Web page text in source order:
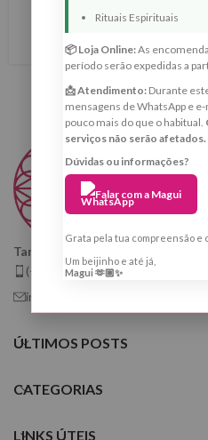
Taróloga, Cartomante e
(+351) 925 799 410
ÚLTIMOS POSTS
CATEGORIAS
LINKS ÚTEIS
Rituais Espirituais
📦 Loja Online:As
período serão expedidas a
📩 Atendimento:Durante
mensagens de WhatsApp e
pouco mais do que o habitual.
serviços não serão afetados.
Dúvidas ou informações?
Falar com a Magui
Grata pela tua compreensão e
Um beijinho e até já,
Magui 🫶🏼✨